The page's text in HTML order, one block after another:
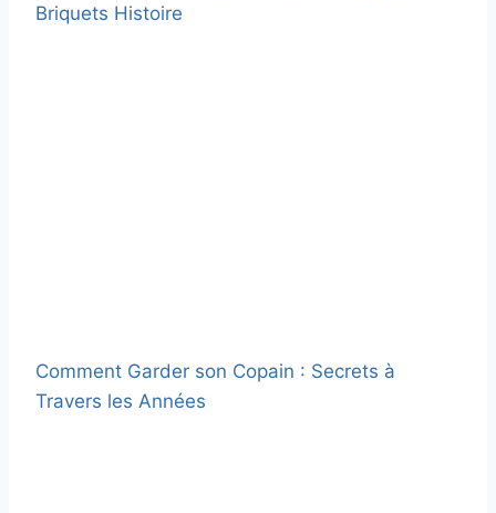
Briquets Histoire
Comment Garder son Copain : Secrets à
Travers les Années